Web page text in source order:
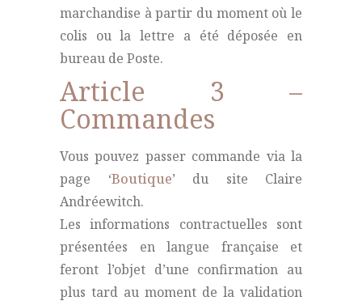
marchandise à partir du moment où le
colis ou la lettre a été déposée en
bureau de Poste.
Article 3 –
Commandes
Vous pouvez passer commande via la
page ‘Boutique’ du site Claire
Andréewitch.
Les informations contractuelles sont
présentées en langue française et
feront l’objet d’une confirmation au
plus tard au moment de la validation